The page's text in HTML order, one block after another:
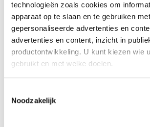
technologieën zoals cookies om
apparaat op te slaan en te gebruiken
gepersonaliseerde advertenties en
advertenties en content, inzicht in
productontwikkeling. U kunt kiezen wie
gebruikt en met welke doelen.
Informatie verzamelen over uw
Uw apparaat identificeren door
Noodzakelijk
18 mei 2024
Cao Smilde Ferbine
ledenvergaderingen in
Edam
Graag nodigen we jullie uit voor